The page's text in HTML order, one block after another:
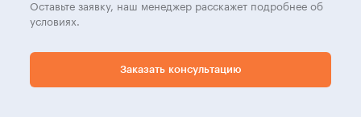
Оставьте заявку, наш менеджер расскажет подробнее об
условиях.
Заказать консультацию